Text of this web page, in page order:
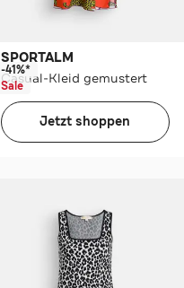
SPORTALM
Casual-Kleid gemustert
-41%*
Sale
Jetzt shoppen